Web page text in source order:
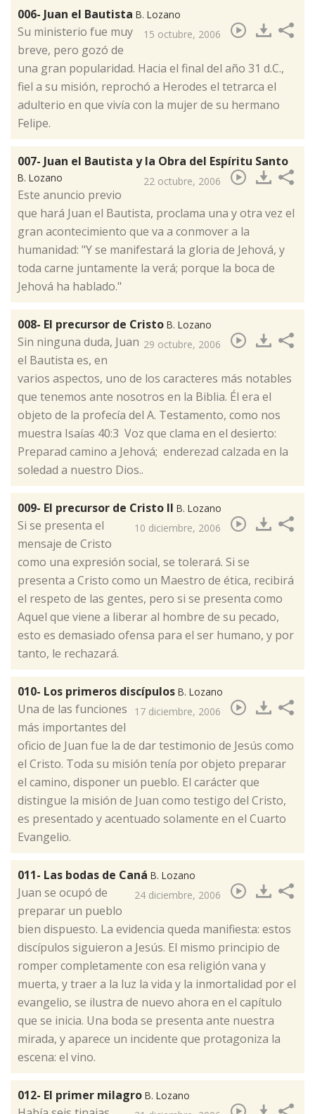
006- Juan el Bautista B. Lozano
15 octubre, 2006
​Su ministerio fue muy
breve, pero gozó de
una gran popularidad. Hacia el final del año 31 d.C.,
fiel a su misión, reprochó a Herodes el tetrarca el
adulterio en que vivía con la mujer de su hermano
Felipe.
007- Juan el Bautista y la Obra del Espíritu Santo
B. Lozano 22 octubre, 2006
​Este anuncio previo
que hará Juan el Bautista, proclama una y otra vez el
gran acontecimiento que va a conmover a la
humanidad: "Y se manifestará la gloria de Jehová, y
toda carne juntamente la verá; porque la boca de
Jehová ha hablado."
008- El precursor de Cristo B. Lozano
29 octubre, 2006
​Sin ninguna duda, Juan
el Bautista es, en
varios aspectos, uno de los caracteres más notables
que tenemos ante nosotros en la Biblia. Él era el
objeto de la profecía del A. Testamento, como nos
muestra Isaías 40:3 Voz que clama en el desierto:
Preparad camino a Jehová; enderezad calzada en la
soledad a nuestro Dios..
009- El precursor de Cristo II B. Lozano
10 diciembre, 2006
​Si se presenta el
mensaje de Cristo
como una expresión social, se tolerará. Si se
presenta a Cristo como un Maestro de ética, recibirá
el respeto de las gentes, pero si se presenta como
Aquel que viene a liberar al hombre de su pecado,
esto es demasiado ofensa para el ser humano, y por
tanto, le rechazará.
010- Los primeros discípulos B. Lozano
17 diciembre, 2006
​Una de las funciones
más importantes del
oficio de Juan fue la de dar testimonio de Jesús como
el Cristo. Toda su misión tenía por objeto preparar
el camino, disponer un pueblo. El carácter que
distingue la misión de Juan como testigo del Cristo,
es presentado y acentuado solamente en el Cuarto
Evangelio.
011- Las bodas de Caná B. Lozano
24 diciembre, 2006
​Juan se ocupó de
preparar un pueblo
bien dispuesto. La evidencia queda manifiesta: estos
discípulos siguieron a Jesús. El mismo principio de
romper completamente con esa religión vana y
muerta, y traer a la luz la vida y la inmortalidad por el
evangelio, se ilustra de nuevo ahora en el capítulo
que se inicia. Una boda se presenta ante nuestra
mirada, y aparece un incidente que protagoniza la
escena: el vino.
012- El primer milagro B. Lozano